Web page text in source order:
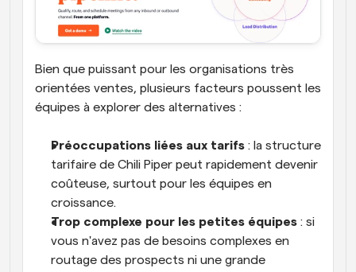
Bien que puissant pour les organisations très
orientées ventes, plusieurs facteurs poussent les
équipes à explorer des alternatives :
Préoccupations liées aux tarifs : la structure
tarifaire de Chili Piper peut rapidement devenir
coûteuse, surtout pour les équipes en
croissance.
Trop complexe pour les petites équipes : si
vous n'avez pas de besoins complexes en
routage des prospects ni une grande